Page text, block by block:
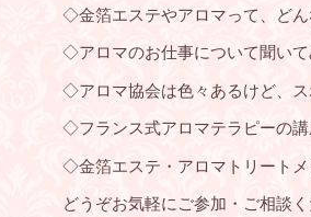
◇金箔エステやアロマって、どん
◇アロマのお仕事について聞いて
◇アロマ協会は色々あるけど、
◇フランス式アロマテラピーの講
◇金箔エステ・アロマトリート
どうぞお気軽にご参加・ご相談く